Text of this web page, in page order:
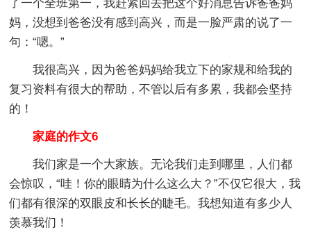
了一个全班第一，我赶紧回去把这个好消息告诉爸爸妈
妈，没想到爸爸没有感到高兴，而是一脸严肃的说了一
句：“嗯。”
我很高兴，因为爸爸妈妈给我立下的家规和给我的
复习资料有很大的帮助，不管以后有多累，我都会坚持
的！
家庭的作文6
我们家是一个大家族。无论我们走到哪里，人们都
会惊叹，“哇！你的眼睛为什么这么大？”不仅它很大，我
们都有很深的双眼皮和长长的睫毛。我想知道有多少人
羡慕我们！